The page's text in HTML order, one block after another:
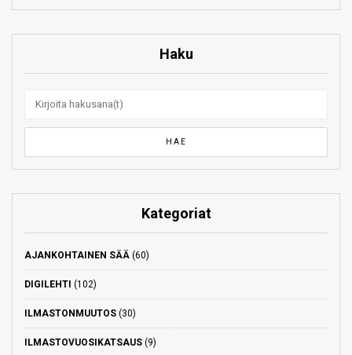
Haku
Kategoriat
AJANKOHTAINEN SÄÄ (60)
DIGILEHTI (102)
ILMASTONMUUTOS (30)
ILMASTOVUOSIKATSAUS (9)